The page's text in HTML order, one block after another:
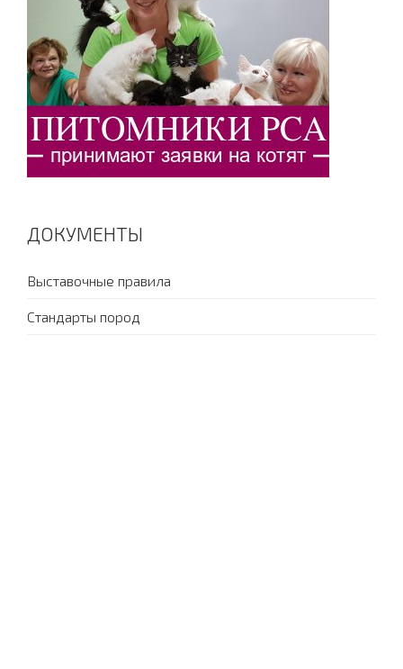
ДОКУМЕНТЫ
Выставочные правила
Стандарты пород